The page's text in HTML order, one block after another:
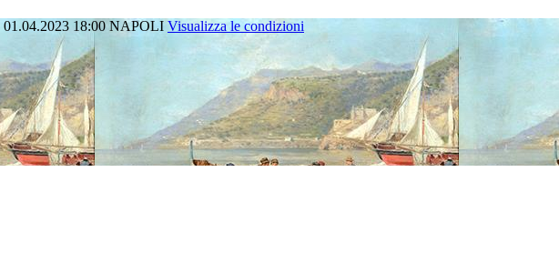
01.04.2023 18:00 NAPOLI Visualizza le condizioni